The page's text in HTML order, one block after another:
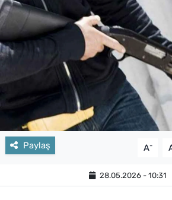
Paylaş A-
28.05.2026 - 10:31